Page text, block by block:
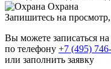
Охрана
Запишитесь на просмотр,
Вы можете записаться
по телефону +7 (495)
или заполнить заявку